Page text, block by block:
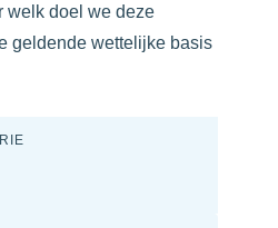
welk doel we deze
geldende wettelijke basis